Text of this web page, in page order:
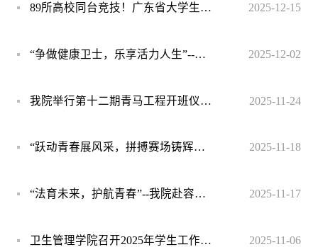
89所高校同台竞技！广东省大学生健康素养大赛落幕，我校团队夺冠！ 2025-12-15
“争做健康卫士，乐享活力人生”--我院举办2025年“健康卫士大挑战”活动 2025-12-02
我院举行第十二期青马工程开班仪式暨第一次理论授课 2025-11-24
“跃动青春展风采，拼搏赛场铸辉煌”——卫生管理学院在2025年第36届校运会彰显奋进姿态 2025-11-18
“法育未来，护航青春”--我院赴容山中学开展普法宣传活动 2025-11-17
卫生管理学院召开2025年学生工作会议暨本科生班主任聘任仪式 2025-11-06